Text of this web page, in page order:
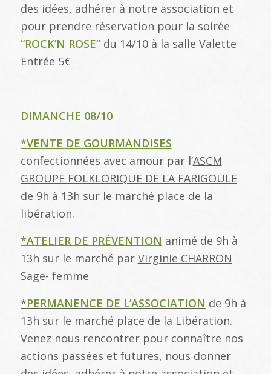
des idées, adhérer à notre association et
pour prendre réservation pour la soirée
“ROCK’N ROSE” du 14/10 à la salle Valette
Entrée 5€
DIMANCHE 08/10
*VENTE DE GOURMANDISES
confectionnées avec amour par l’ASCM
GROUPE FOLKLORIQUE DE LA FARIGOULE
de 9h à 13h sur le marché place de la
libération.
*ATELIER DE PRÉVENTION animé de 9h à
13h sur le marché par Virginie CHARRON
Sage- femme
*PERMANENCE DE L’ASSOCIATION de 9h à
13h sur le marché place de la Libération.
Venez nous rencontrer pour connaître nos
actions passées et futures, nous donner